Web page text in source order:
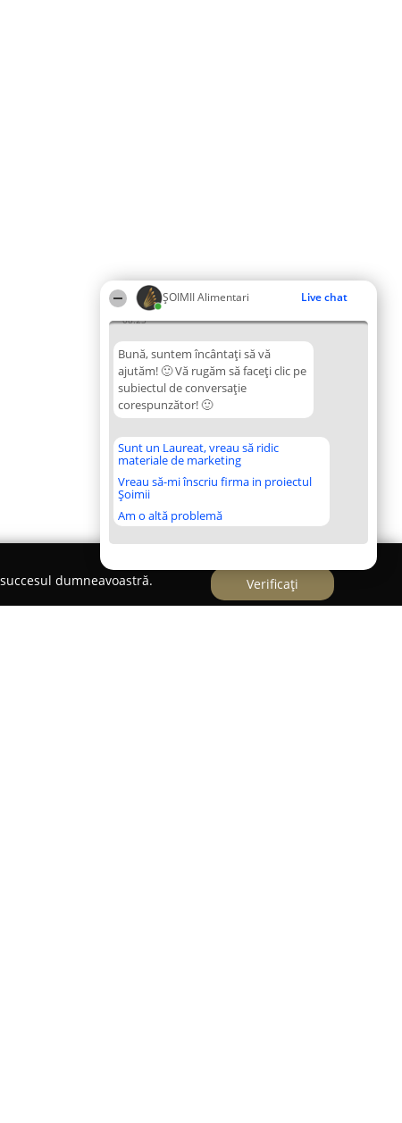
ŞOIMII Alimentari Live chat
08:23
Bună, suntem încântați să vă
ajutăm! 🙂 Vă rugăm să faceți clic pe
subiectul de conversație
corespunzător! 🙂
Sunt un Laureat, vreau să ridic
materiale de marketing
Vreau să-mi înscriu firma in proiectul
Șoimii
Am o altă problemă
dumneavoastră.
Verificați